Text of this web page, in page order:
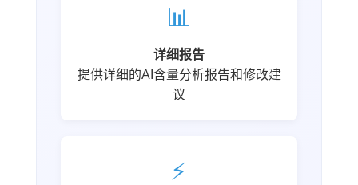
📊
详细报告
提供详细的AI含量分析报告和修改建
议
⚡